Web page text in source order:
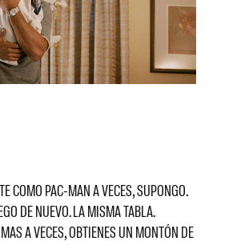
COMO PAC-MAN A VECES, SUPONGO.
DE NUEVO. LA MISMA TABLA.
A VECES, OBTIENES UN MONTÓN DE